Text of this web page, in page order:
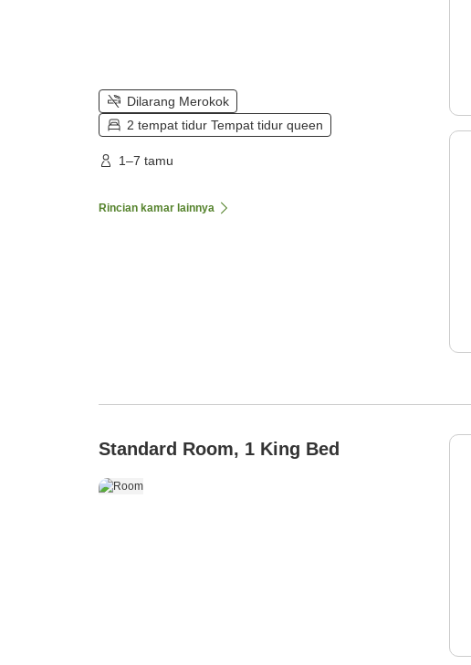
Dilarang Merokok
2 tempat tidur Tempat tidur queen
1–7 tamu
Rincian kamar lainnya
Standard Room, 1 King Bed